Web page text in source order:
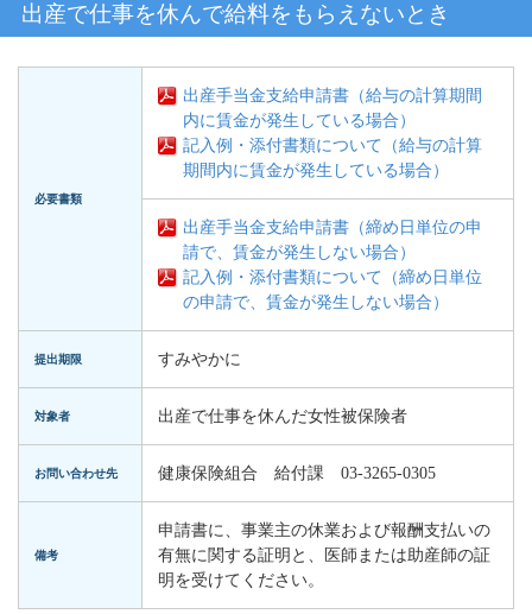
出産で仕事を休んで給料をもらえないとき
必要書類
出産手当金支給申請書（給与の計算期間
内に賃金が発生している場合）
記入例・添付書類について（給与の計算
期間内に賃金が発生している場合）
出産手当金支給申請書（締め日単位の申
請で、賃金が発生しない場合）
記入例・添付書類について（締め日単位
の申請で、賃金が発生しない場合）
提出期限 すみやかに
対象者 出産で仕事を休んだ女性被保険者
お問い合わせ先 健康保険組合 給付課 03-3265-0305
備考
申請書に、事業主の休業および報酬支払いの
有無に関する証明と、医師または助産師の証
明を受けてください。